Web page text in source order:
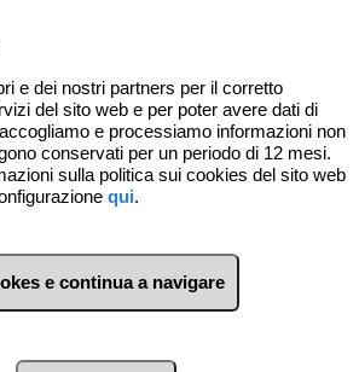
e dei nostri partners per il corretto
del sito web e per poter avere dati di
e processiamo informazioni non
conservati per un periodo di 12 mesi.
sulla politica sui cookies del sito web
qui.
e continua a navigare